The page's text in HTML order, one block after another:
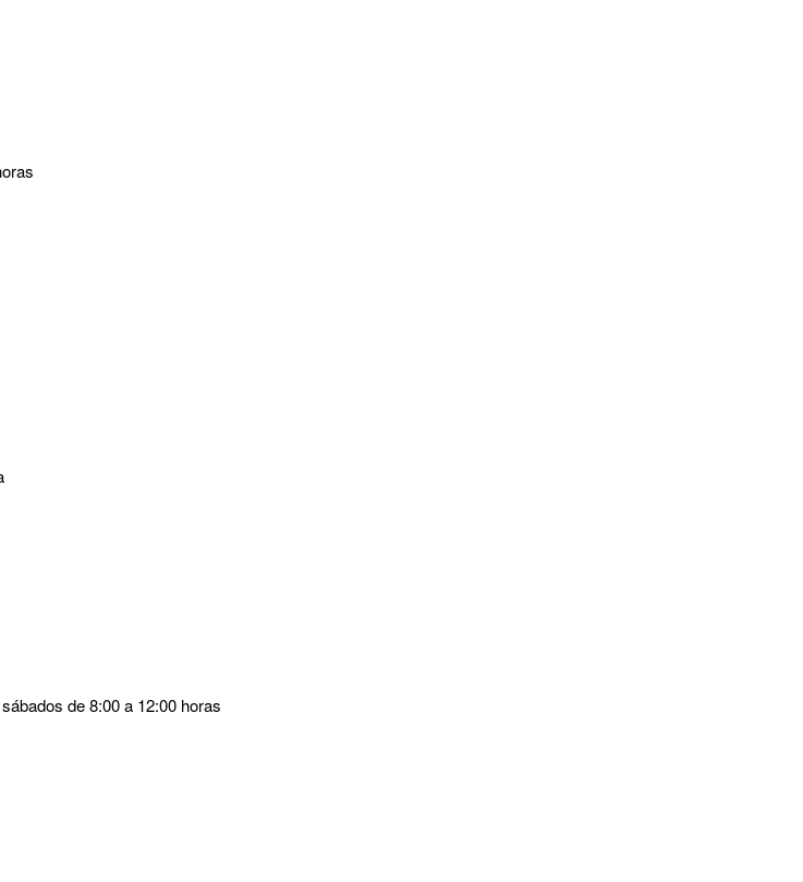
de 8:00 a 12:00 horas